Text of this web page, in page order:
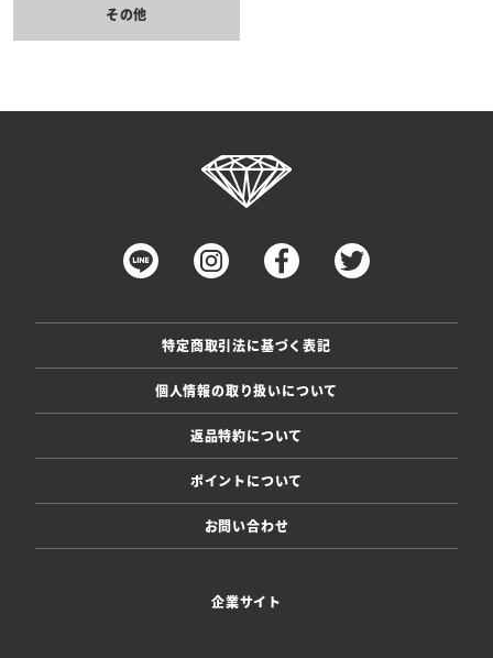
その他
特定商取引法に基づく表記
個人情報の取り扱いについて
返品特約について
ポイントについて
お問い合わせ
企業サイト